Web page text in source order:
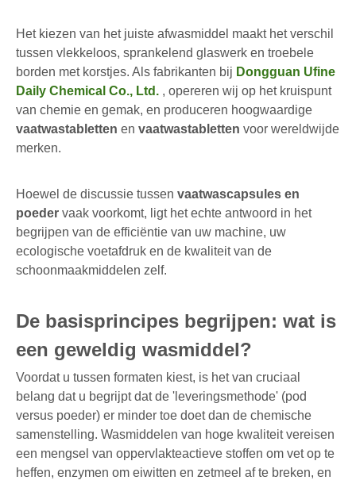
Het kiezen van het juiste afwasmiddel maakt het verschil
tussen vlekkeloos, sprankelend glaswerk en troebele
borden met korstjes. Als fabrikanten bij Dongguan Ufine
Daily Chemical Co., Ltd. , opereren wij op het kruispunt
van chemie en gemak, en produceren hoogwaardige
vaatwastabletten en vaatwastabletten voor wereldwijde
merken.
Hoewel de discussie tussen vaatwascapsules en
poeder vaak voorkomt, ligt het echte antwoord in het
begrijpen van de efficiëntie van uw machine, uw
ecologische voetafdruk en de kwaliteit van de
schoonmaakmiddelen zelf.
De basisprincipes begrijpen: wat is
een geweldig wasmiddel?
Voordat u tussen formaten kiest, is het van cruciaal
belang dat u begrijpt dat de 'leveringsmethode' (pod
versus poeder) er minder toe doet dan de chemische
samenstelling. Wasmiddelen van hoge kwaliteit vereisen
een mengsel van oppervlakteactieve stoffen om vet op te
heffen, enzymen om eiwitten en zetmeel af te breken, en